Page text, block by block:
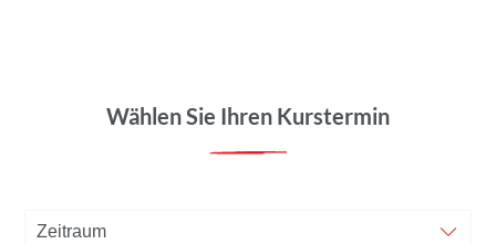
Wählen Sie Ihren Kurstermin